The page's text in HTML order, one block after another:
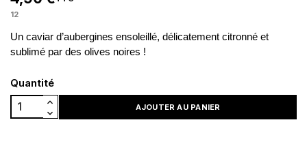
12
Un caviar d’aubergines ensoleillé, délicatement citronné et
sublimé par des olives noires !
Quantité
AJOUTER AU PANIER